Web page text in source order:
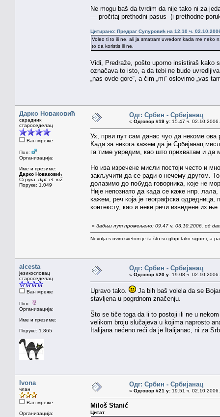
Ne mogu baš da tvrdim da nije tako ni za
— pročitaj prethodni pasus (i prethodne
Цитирано: Предраг Супуровић на 12.10 ч.
Voleo ti to ili ne, ali ja smatram uvredom kada me neko
to da koristis ili ne.
Vidi, Predraže, pošto uporno insistiraš kako
označava to isto, a da tebi ne bude
„nas ovde gore“, a čim „mi“ oslovimo „vas
Дарко Новаковић
сарадник
староседелац
Ван мреже
Пол:
Организација:
Име и презиме:
Дарко Новаковић
Струка: dipl. el. inž.
Поруке: 1.049
Одг: Србин - Србијанац
« Одговор #19 у: 15.47 ч.
Ух, први пут сам данас чуо да некоме
Када за некога кажем да је Србијанац
га тиме увредим, као што прихватам и да
Но иза изречене мисли постоји често и
закључити да се ради о нечему другом. То
долазимо до побуда говорника, које не
Није непознато да када се каже нпр.
кажем, реч која је географска
контексту, као и неке речи изведене из ње.
« Задњи пут промењено: 09.47 ч. 03.10.2006. од
Nevolja s ovim svetom je ta što su glupi tako sigurni, a
alcesta
језикословац
староседелац
Ван мреже
Пол:
Организација:
Име и презиме:
Поруке: 1.865
Одг: Србин - Србијанац
« Одговор #20 у: 19.08 ч.
Upravo tako.
Ja bih baš volela da se
stavljena u pogrdnom značenju.
Što se tiče toga da li to postoji ili ne u
velikom broju slučajeva u kojima naprosto
Italijana nećeno reći da je Italijanac, ni za
Ivona
члан
Ван мреже
Организација:
Одг: Србин - Србијанац
« Одговор #21 у: 19.51 ч.
Miloš Stanić
Цитат